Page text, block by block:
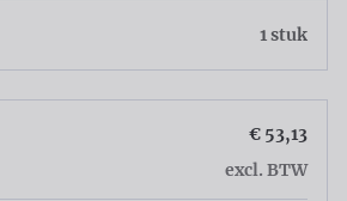
1 stuk
€ 53,13
excl. BTW